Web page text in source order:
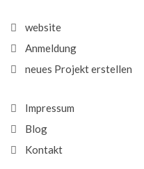
website
Anmeldung
neues Projekt erstellen
Impressum
Blog
Kontakt